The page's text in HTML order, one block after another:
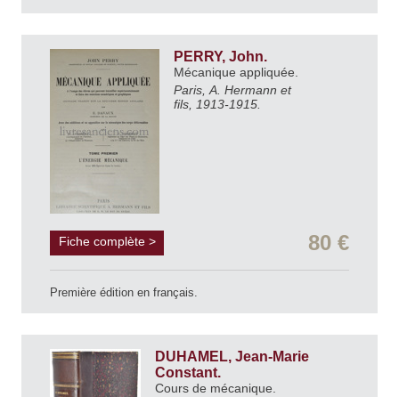
PERRY, John.
Mécanique appliquée.
Paris, A. Hermann et
fils, 1913-1915.
Fiche complète > 80 €
Première édition en français.
DUHAMEL, Jean-Marie
Constant.
Cours de mécanique.